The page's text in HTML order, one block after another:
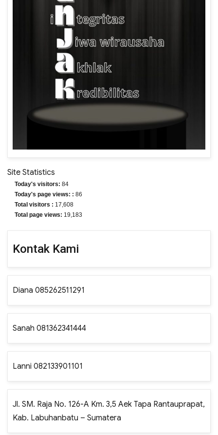
Site Statistics
Today's visitors: 84
Today's page views: : 86
Total visitors : 17,608
Total page views: 19,183
Kontak Kami
Diana 085262511291
Sanah 081362341444
Lanni 082133901101
Jl. SM. Raja No. 126-A Km. 3,5 Aek Tapa Rantauprapat,
Kab. Labuhanbatu – Sumatera